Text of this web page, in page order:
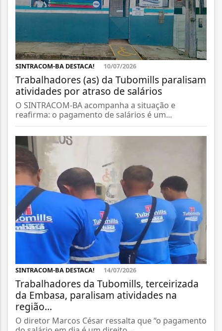
SINTRACOM-BA DESTACA! 10/07/2026
Trabalhadores (as) da Tubomills paralisam
atividades por atraso de salários
O SINTRACOM-BA acompanha a situação e
reafirma: o pagamento de salários é um...
SINTRACOM-BA DESTACA! 14/07/2026
Trabalhadores da Tubomills, terceirizada
da Embasa, paralisam atividades na
região...
O diretor Marcos César ressalta que “o pagamento